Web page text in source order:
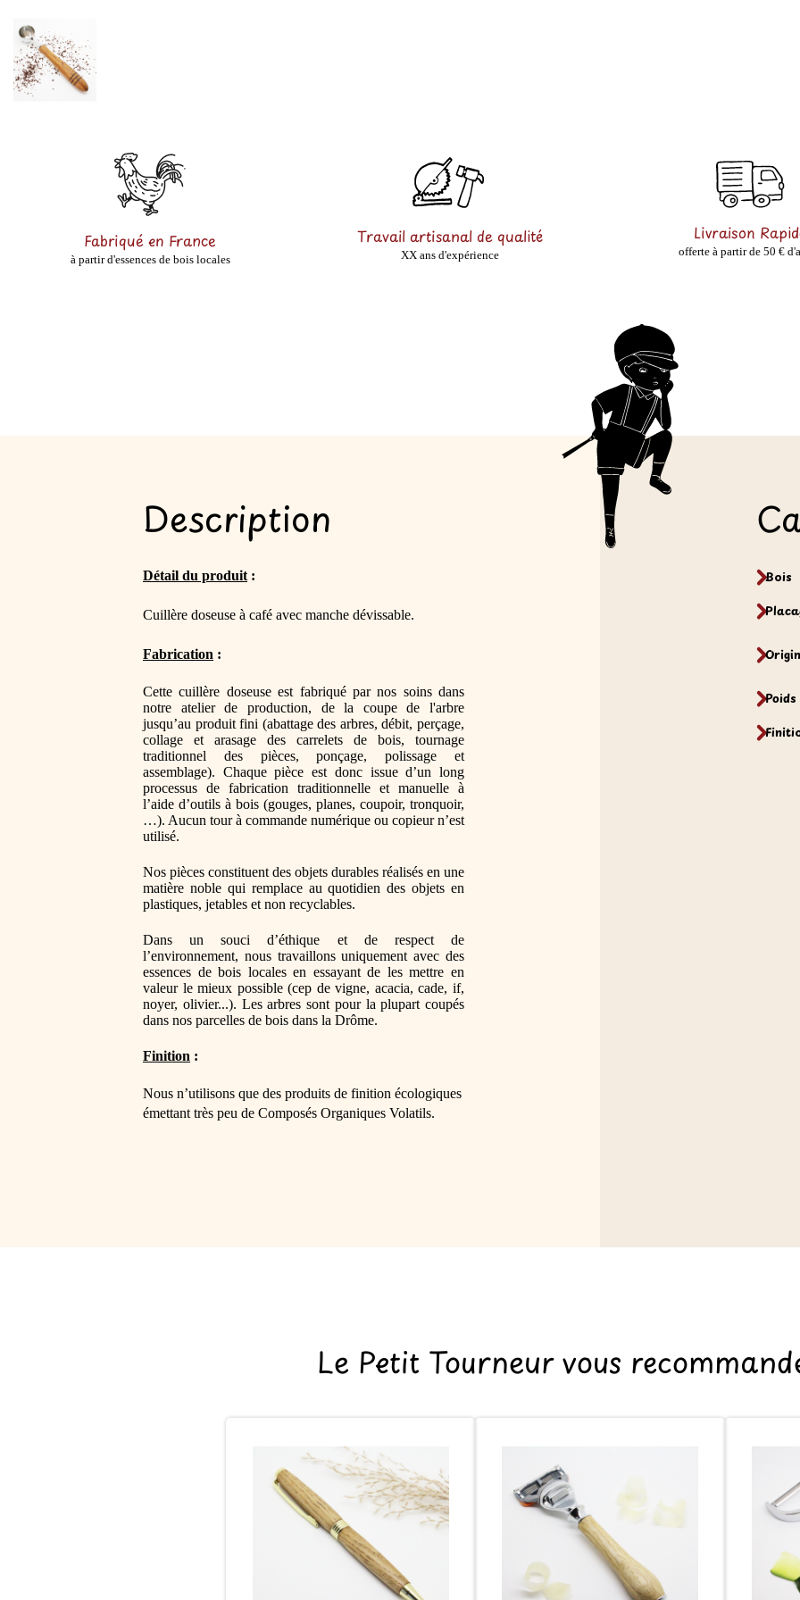
Fabriqué en France
à partir d'essences de bois locales
Travail artisanal de qualité
XX ans d'expérience
Livraison
offerte à partir de 50 €
Description
Détail du produit :
Cuillère doseuse à café avec manche dévissable.
Fabrication :
Cette cuillère doseuse est fabriqué par nos soins dans
notre atelier de production, de la coupe de l'arbre
jusqu’au produit fini (abattage des arbres, débit, perçage,
collage et arasage des carrelets de bois, tournage
traditionnel des pièces, ponçage, polissage et
assemblage). Chaque pièce est donc issue d’un long
processus de fabrication traditionnelle et manuelle à
l’aide d’outils à bois (gouges, planes, coupoir, tronquoir,
…). Aucun tour à commande numérique ou copieur n’est
utilisé.
Nos pièces constituent des objets durables réalisés en une
matière noble qui remplace au quotidien des objets en
plastiques, jetables et non recyclables.
Dans un souci d’éthique et de respect de
l’environnement, nous travaillons uniquement avec des
essences de bois locales en essayant de les mettre en
valeur le mieux possible (cep de vigne, acacia, cade, if,
noyer, olivier...). Les arbres sont pour la plupart coupés
dans nos parcelles de bois dans la Drôme.
Finition :
Nous n’utilisons que des produits de finition écologiques
émettant très peu de Composés Organiques Volatils.
Bois
Poids
Le Petit Tourneur vous